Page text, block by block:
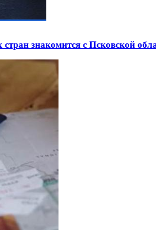
знакомится с Псковской